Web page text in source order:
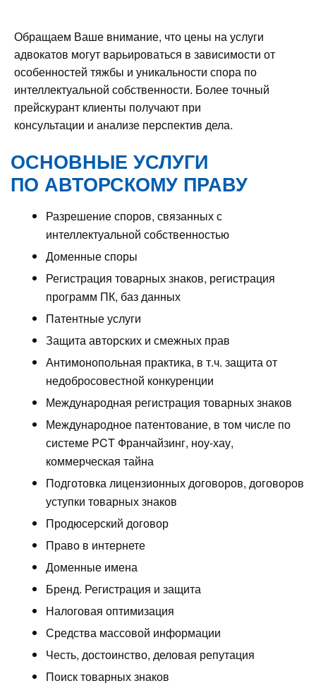
Обращаем Ваше внимание, что цены на услуги
адвокатов могут варьироваться в зависимости от
особенностей тяжбы и уникальности спора по
интеллектуальной собственности. Более точный
прейскурант клиенты получают при
консультации и анализе перспектив дела.
ОСНОВНЫЕ УСЛУГИ
ПО АВТОРСКОМУ ПРАВУ
Разрешение споров, связанных с
интеллектуальной собственностью
Доменные споры
Регистрация товарных знаков, регистрация
программ ПК, баз данных
Патентные услуги
Защита авторских и смежных прав
Антимонопольная практика, в т.ч. защита от
недобросовестной конкуренции
Международная регистрация товарных знаков
Международное патентование, в том числе по
системе PCT Франчайзинг, ноу-хау,
коммерческая тайна
Подготовка лицензионных договоров, договоров
уступки товарных знаков
Продюсерский договор
Право в интернете
Доменные имена
Бренд. Регистрация и защита
Налоговая оптимизация
Средства массовой информации
Честь, достоинство, деловая репутация
Поиск товарных знаков